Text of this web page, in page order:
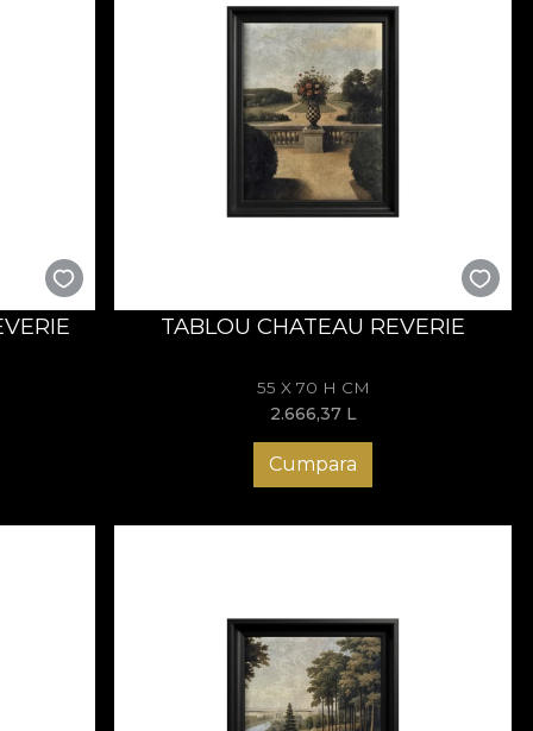
în săli de bal, saloane regale și grădini ceremoniale.
Prin reinterpretare modernă a
fără să pară retrograde — ci ca reinterpretări
unitate și sofisticare.
pereții în zone de reflecție aristocratică.
Prin colecții precum Versailles, fiecare lucrare devine
să producem tablouri care nu sunt doar decorațiuni, ci
TABLOU CHATEAU REVERIE
55 X 70 H CM
2.666,37 L
Cumpara